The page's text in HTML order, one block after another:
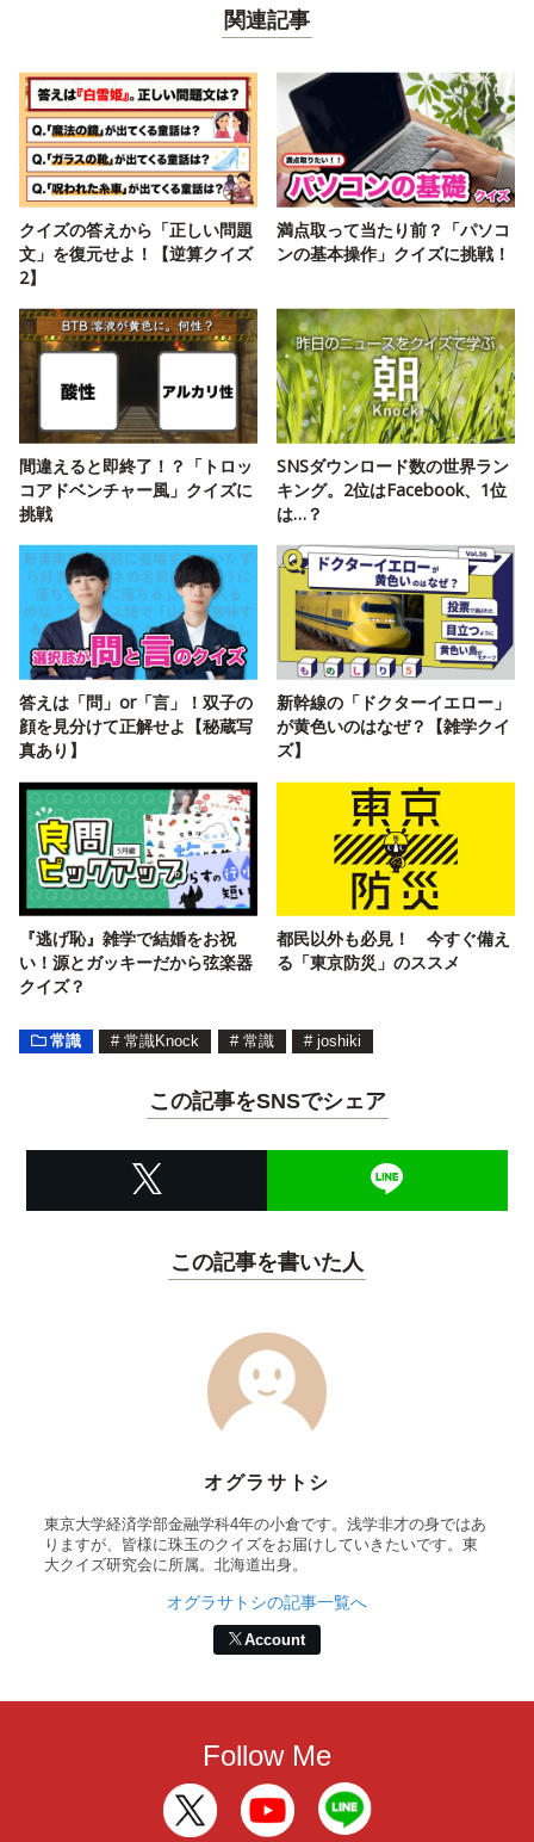
関連記事
クイズの答えから「正しい問題
文」を復元せよ！【逆算クイズ
2】
満点取って当たり前？「パソコ
ンの基本操作」クイズに挑戦！
間違えると即終了！？「トロッ
コアドベンチャー風」クイズに
挑戦
SNSダウンロード数の世界ラン
キング。2位はFacebook、1位
は…？
答えは「問」or「言」！双子の
顔を見分けて正解せよ【秘蔵写
真あり】
新幹線の「ドクターイエロー」
が黄色いのはなぜ？【雑学クイ
ズ】
『逃げ恥』雑学で結婚をお祝
い！源とガッキーだから弦楽器
クイズ？
都民以外も必見！ 今すぐ備え
る「東京防災」のススメ
常識 # 常識Knock # 常識 # joshiki
この記事をSNSでシェア
この記事を書いた人
オグラサトシ
東京大学経済学部金融学科4年の小倉です。浅学非才の身ではあ
りますが、皆様に珠玉のクイズをお届けしていきたいです。東
大クイズ研究会に所属。北海道出身。
オグラサトシの記事一覧へ
Account
Follow Me